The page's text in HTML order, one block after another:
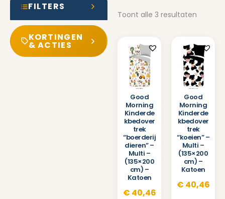
FILTERS
KORTINGEN
& ACTIES
Toont alle 3 resultaten
Good
Morning
Kinderde
kbedover
trek
“boerderij
dieren” –
Multi –
(135×200
cm) –
Katoen
€ 40,46
Good
Morning
Kinderde
kbedover
trek
“koeien” –
Multi –
(135×200
cm) –
Katoen
€ 40,46